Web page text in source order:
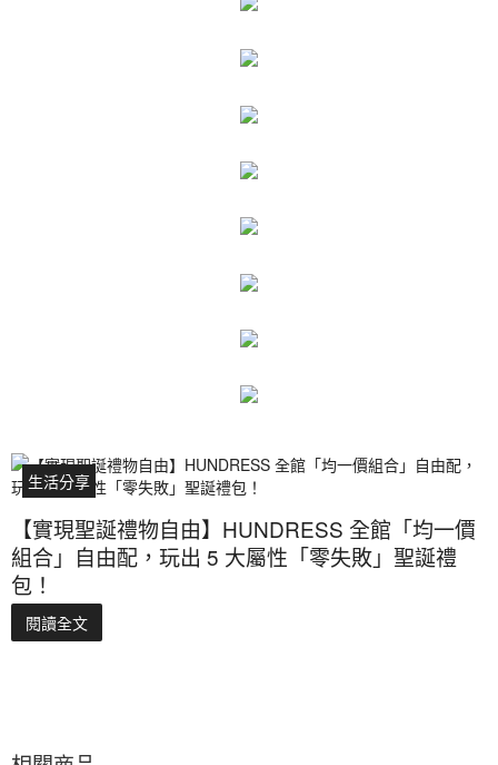
生活分享
【實現聖誕禮物自由】HUNDRESS 全館「均一價
組合」自由配，玩出 5 大屬性「零失敗」聖誕禮
包！
閱讀全文